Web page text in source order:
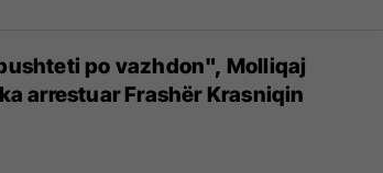
po vazhdon", Molliqaj
arrestuar Frashër Krasniqin